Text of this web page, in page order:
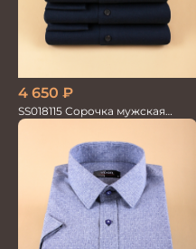
4 650 ₽
SS018115 Сорочка мужская
GROSTYLE PRIME